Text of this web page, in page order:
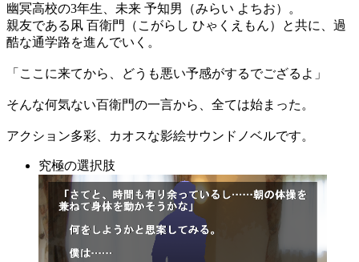
幽冥高校の3年生、未来 予知男（みらい よちお）。
親友である凩 百衛門（こがらし ひゃくえもん）と共に、過
酷な通学路を進んでいく。
「ここに来てから、どうも悪い予感がするでござるよ」
そんな何気ない百衛門の一言から、全ては始まった。
アクション多彩、カオスな影絵サウンドノベルです。
究極の選択肢